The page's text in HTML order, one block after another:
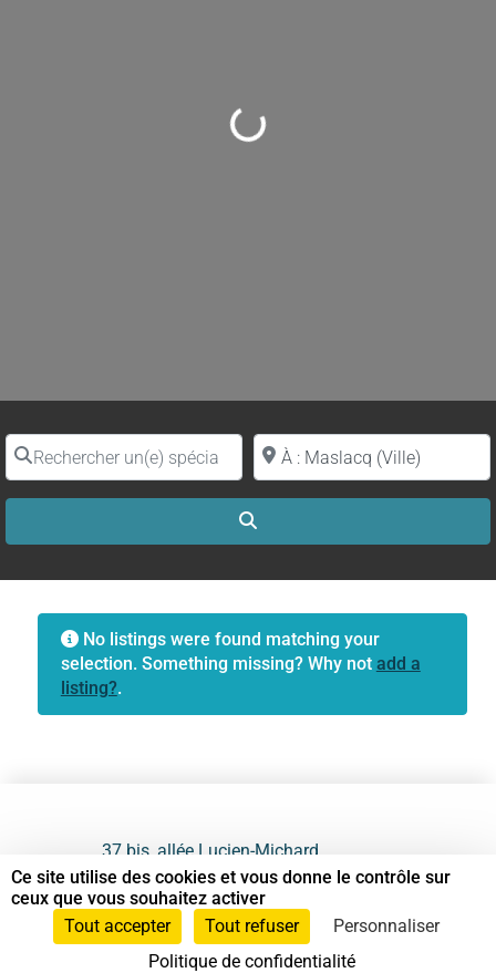
Loading...
Rechercher un(e) spécialiste par nomProche de (ville ou région)
No listings were found matching your
selection. Something missing? Why not add a
listing?.
37 bis, allée Lucien-Michard
93190 Livry-Gargan
06 61 87 28 09
Ce site utilise des cookies et vous donne le contrôle sur
ceux que vous souhaitez activer
Tout accepter
Tout refuser
Personnaliser
Politique de confidentialité